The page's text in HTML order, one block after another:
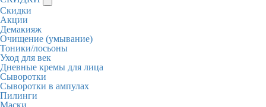
Скидки
Акции
Демакияж
Очищение (умывание)
Тоники/лосьоны
Уход для век
Дневные кремы для лица
Сыворотки
Сыворотки в ампулах
Пилинги